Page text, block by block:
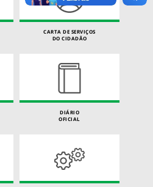
CARTA DE SERVIÇOS
DO CIDADÃO
DIÁRIO
OFICIAL